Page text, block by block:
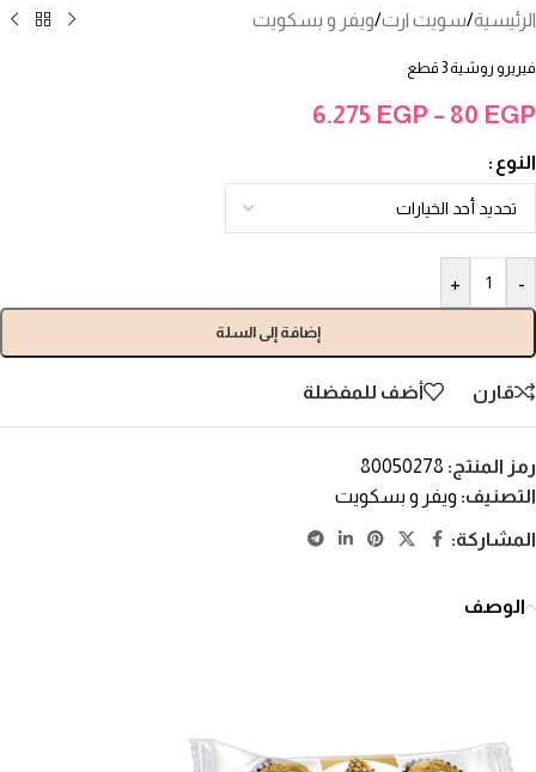
الرئيسية/سويت ارت/ويفر و بسكويت
فيريرو روشية 3 قطع
80 EGP
–
6.275 EGP
النوع
-
+
إضافة إلى السلة
قارن أضف للمفضلة
رمز المنتج: 80050278
التصنيف: ويفر و بسكويت
المشاركة:
الوصف